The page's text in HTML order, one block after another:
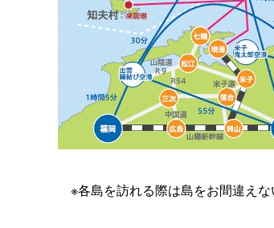
※各島を訪れる際は島をお間違えな